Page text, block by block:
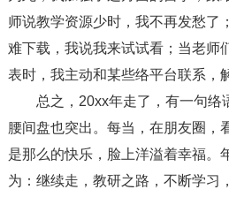
师说教学资源少时，我不再发愁了
难下载，我说我来试试看；当老师
表时，我主动和某些络平台联系，
总之，20xx年走了，有一句络
腰间盘也突出。每当，在朋友圈，
是那么的快乐，脸上洋溢着幸福。
为：继续走，教研之路，不断学习